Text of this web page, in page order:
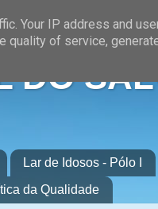
DO
Lar de Idosos - Pólo I
da Qualidade
Your IP address and
quality of service,